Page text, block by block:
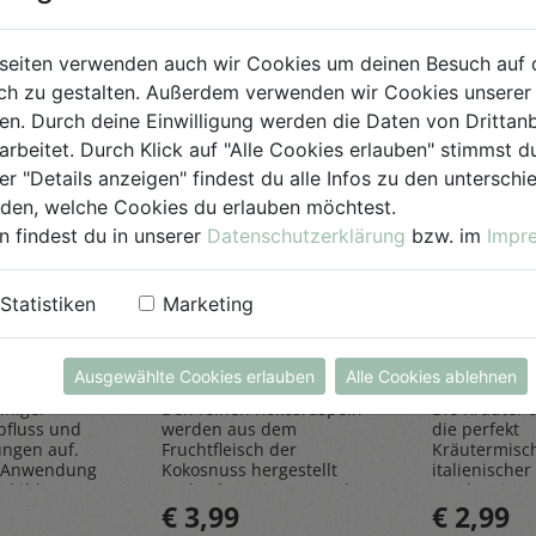
und
auf.
Kokosraspeln
250g
Rapunzel Naturkost
Den feinen Kokosraspeln
werden aus dem
Fruchtfleisch der
Kokosnuss hergestellt
und geben einen Hauch
Exotik in köstliche Kuchen
& Kekse
€ 3,99
Kräuter
Sonnentor
Die Kräuter
die perfekt
italienischer
rundet
und
€ 2,99
verwenden auch wir Cookies um deinen Besuch auf
zu gestalten. Außerdem verwenden wir Cookies
Durch deine Einwilligung werden die Daten von
Durch Klick auf "Alle Cookies erlauben" stimmst
"Details anzeigen" findest du alle Infos zu den
welche Cookies du erlauben möchtest.
findest du in unserer Datenschutzerklärung bzw. im
Statistiken Marketing
Ausgewählte Cookies erlauben Alle Cookies ablehnen